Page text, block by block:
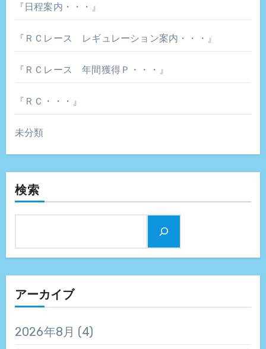
『日程案内・・・』
『ＲＣレース レギュレーション案内・・・』
『ＲＣレース 年間獲得Ｐ・・・』
『ＲＣ・・・』
未分類
検索
アーカイブ
2026年8月 (4)